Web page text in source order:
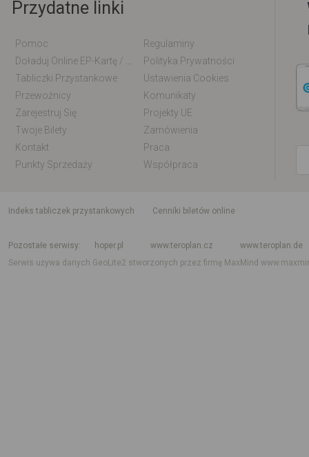
Przydatne linki
Pomoc
Regulaminy
Polityka Prywatności
Tabliczki Przystankowe
Ustawienia Cookies
Przewoźnicy
Komunikaty
Zarejestruj Się
Projekty UE
Twoje Bilety
Zamówienia
Kontakt
Praca
Punkty Sprzedaży
Współpraca
indeks tabliczek przystankowych
Cenniki biletów online
Pozostałe serwisy
hoper.pl www.teroplan.cz
www.teroplan.de
Serwis używa danych GeoLite2 stworzonych przez firmę MaxMind